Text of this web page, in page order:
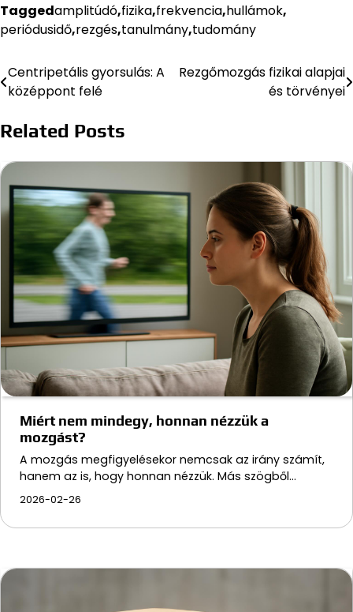
Taggedamplitúdó,fizika,frekvencia,hullámok,
periódusidő,rezgés,tanulmány,tudomány
Bejegyzés
navigáció
Centripetális gyorsulás: A
középpont felé
Rezgőmozgás fizikai alapjai
és törvényei
Related Posts
Miért nem mindegy, honnan nézzük a
mozgást?
A mozgás megfigyelésekor nemcsak az irány számít,
hanem az is, hogy honnan nézzük. Más szögből…
2026-02-26